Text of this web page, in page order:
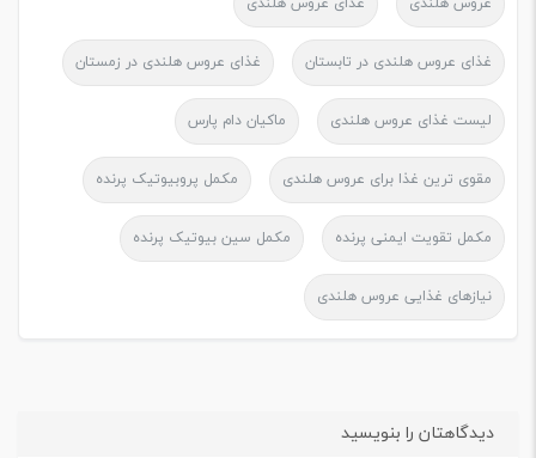
عروس هلندی غذای عروس هلندی
غذای عروس هلندی در تابستان غذای عروس هلندی در زمستان
لیست غذای عروس هلندی ماکیان دام پارس
مقوی ترین غذا برای عروس هلندی مکمل پروبیوتیک پرنده
مکمل تقویت ایمنی پرنده مکمل سین بیوتیک پرنده
نیازهای غذایی عروس هلندی
دیدگاهتان را بنویسید